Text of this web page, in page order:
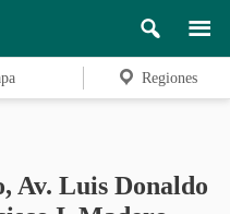
Regiones
Av. Luis Donaldo